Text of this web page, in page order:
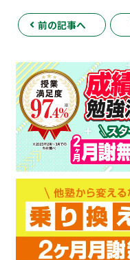
前の記事へ